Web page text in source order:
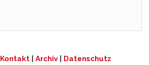
Kontakt Archiv Datenschutz